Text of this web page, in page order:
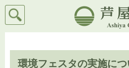
芦屋市
検索
環境フェスタの実施につ